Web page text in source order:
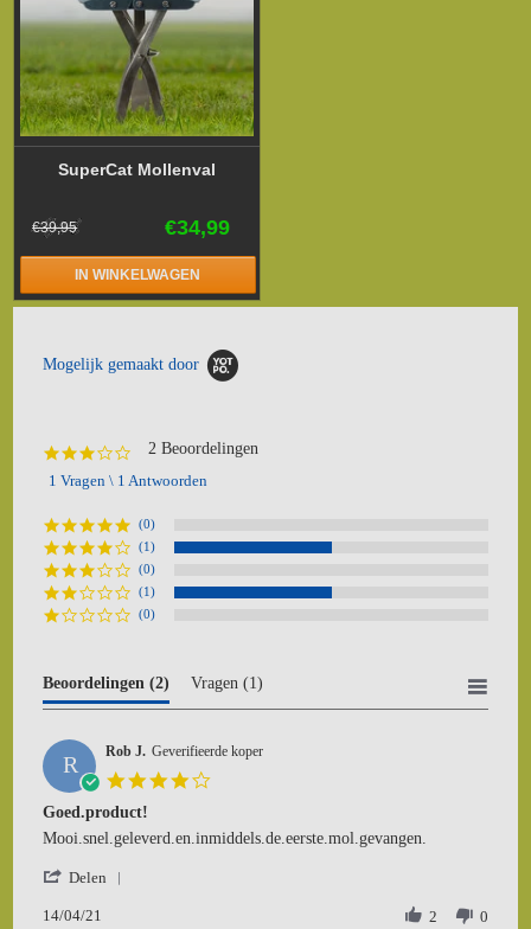
SuperCat Mollenval
€34,99
€39,95
IN WINKELWAGEN
Mogelijk gemaakt door
3.0
star
2 Beoordelingen
1 Vragen \ 1 Antwoorden
(0)
(1)
(0)
(1)
(0)
Beoordelingen (2) Vragen (1)
R Rob J. Geverifieerde koper
Goed.product!
Review
Rob
on
review
Goed.product!
Mooi.snel.geleverd.en.inmiddels.de.eerste.mol.gevangen.
Delen
14/04/21 2 0